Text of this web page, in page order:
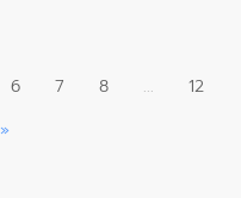
6 7 8 ...
12
»